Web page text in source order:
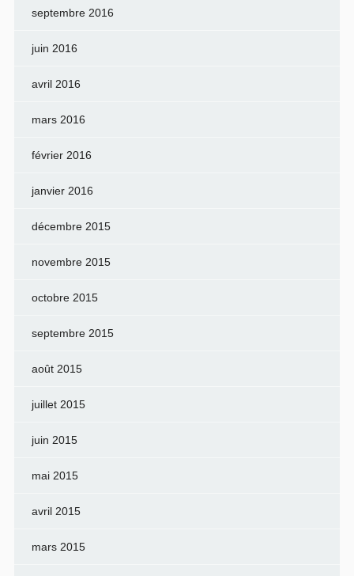
septembre 2016
juin 2016
avril 2016
mars 2016
février 2016
janvier 2016
décembre 2015
novembre 2015
octobre 2015
septembre 2015
août 2015
juillet 2015
juin 2015
mai 2015
avril 2015
mars 2015